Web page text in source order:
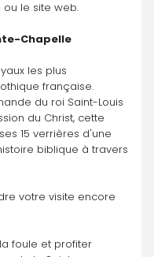
le site web.
Chapelle
les plus
française.
du roi Saint-Louis
du Christ, cette
15 verrières d'une
biblique à travers
votre visite encore
foule et profiter